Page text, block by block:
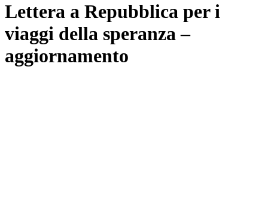
Lettera a Repubblica per i
viaggi della speranza –
aggiornamento